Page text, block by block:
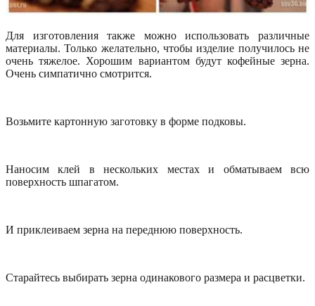
Для изготовления также можно использовать различные
материалы. Только желательно, чтобы изделие получилось не
очень тяжелое. Хорошим вариантом будут кофейные зерна.
Очень симпатично смотрится.
Возьмите картонную заготовку в форме подковы.
Наносим клей в нескольких местах и обматываем всю
поверхность шпагатом.
И приклеиваем зерна на переднюю поверхность.
Старайтесь выбирать зерна одинакового размера и расцветки.